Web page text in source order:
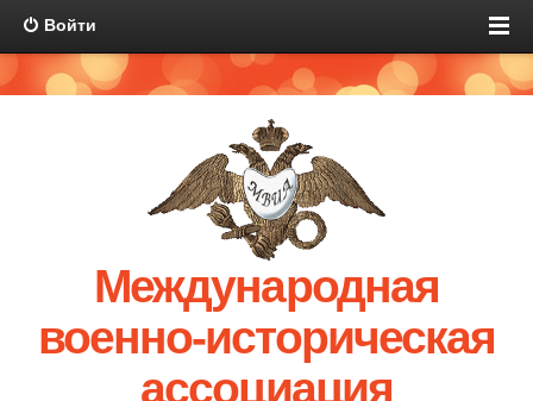
Войти
Международная
военно-историческая
ассоциация